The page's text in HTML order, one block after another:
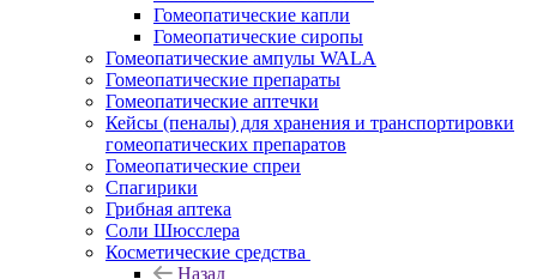
Гомеопатические капли
Гомеопатические сиропы
Гомеопатические ампулы WALA
Гомеопатические препараты
Гомеопатические аптечки
Кейсы (пеналы) для хранения и транспортировки
гомеопатических препаратов
Гомеопатические спреи
Спагирики
Грибная аптека
Соли Шюсслера
Косметические средства
Назад